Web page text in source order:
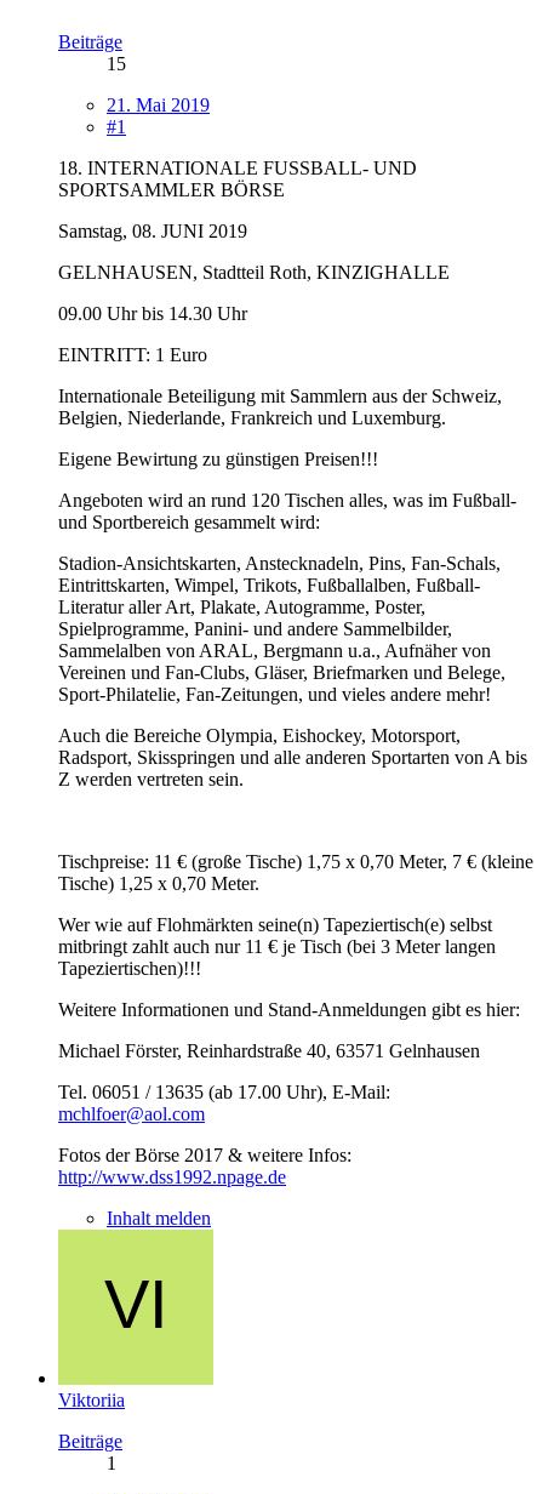
Beiträge
15
21. Mai 2019
#1
18. INTERNATIONALE FUSSBALL- UND
SPORTSAMMLER BÖRSE
Samstag, 08. JUNI 2019
GELNHAUSEN, Stadtteil Roth, KINZIGHALLE
09.00 Uhr bis 14.30 Uhr
EINTRITT: 1 Euro
Internationale Beteiligung mit Sammlern aus der Schweiz,
Belgien, Niederlande, Frankreich und Luxemburg.
Eigene Bewirtung zu günstigen Preisen!!!
Angeboten wird an rund 120 Tischen alles, was im Fußball-
und Sportbereich gesammelt wird:
Stadion-Ansichtskarten, Anstecknadeln, Pins, Fan-Schals,
Eintrittskarten, Wimpel, Trikots, Fußballalben, Fußball-
Literatur aller Art, Plakate, Autogramme, Poster,
Spielprogramme, Panini- und andere Sammelbilder,
Sammelalben von ARAL, Bergmann u.a., Aufnäher von
Vereinen und Fan-Clubs, Gläser, Briefmarken und Belege,
Sport-Philatelie, Fan-Zeitungen, und vieles andere mehr!
Auch die Bereiche Olympia, Eishockey, Motorsport,
Radsport, Skisspringen und alle anderen Sportarten von A bis
Z werden vertreten sein.
Tischpreise: 11 € (große Tische) 1,75 x 0,70 Meter, 7 € (kleine
Tische) 1,25 x 0,70 Meter.
Wer wie auf Flohmärkten seine(n) Tapeziertisch(e) selbst
mitbringt zahlt auch nur 11 € je Tisch (bei 3 Meter langen
Tapeziertischen)!!!
Weitere Informationen und Stand-Anmeldungen gibt es hier:
Michael Förster, Reinhardstraße 40, 63571 Gelnhausen
Tel. 06051 / 13635 (ab 17.00 Uhr), E-Mail:
mchlfoer@aol.com
Fotos der Börse 2017 & weitere Infos:
http://www.dss1992.npage.de
Inhalt melden
Viktoriia
Beiträge
1